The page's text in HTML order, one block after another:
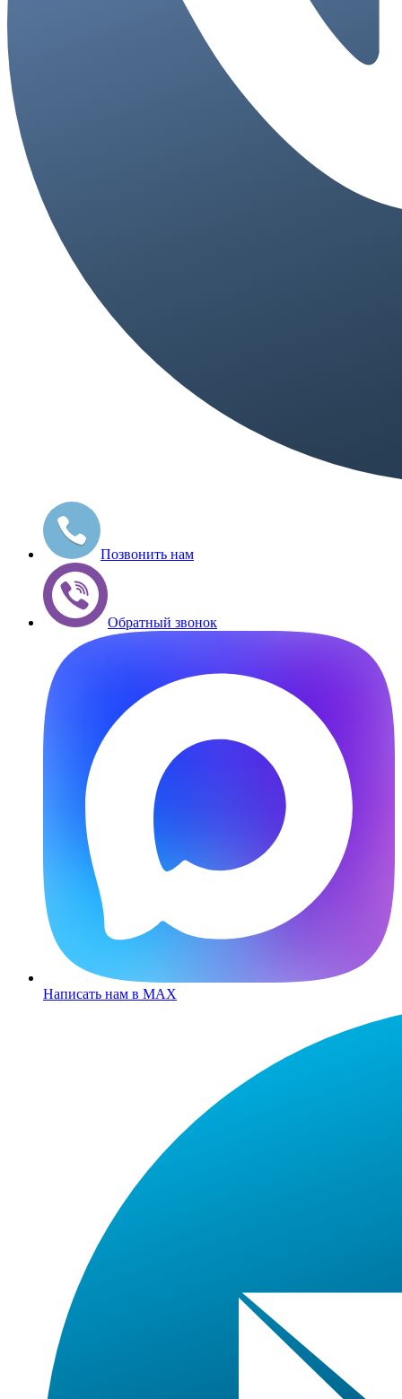
Позвонить нам
Обратный звонок
Написать нам в MAX